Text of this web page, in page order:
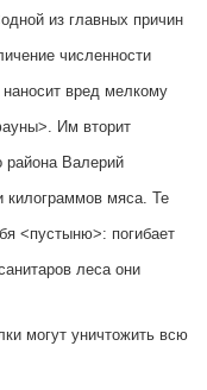
из главных причин
численности
вред мелкому
Им вторит
района Валерий
килограммов мяса. Те
<пустыню>: погибает
леса они
могут уничтожить всю